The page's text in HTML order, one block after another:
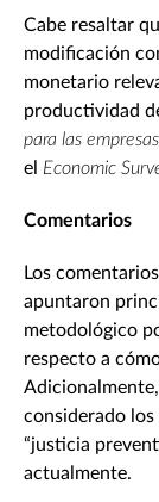
Cabe resaltar
modificación
monetario
productividad
para las
el Economic
Comentarios
Los
apuntaron
metodológico
respecto a
considerado
“justicia
actualmente.